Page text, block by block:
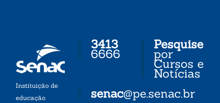
Instituição de
educação
3413
6666
senac@pe.senac.br
Pesquise
por
Cursos e
Notícias